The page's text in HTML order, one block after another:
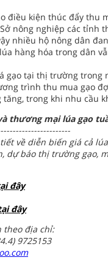
điều kiện thúc đẩy thu
nông nghiệp các tỉnh
nhiều hộ nông dân
hàng hóa trong dân
gạo tại thị trường
trình thu mua gạo
trong khi nhu cầu
thương mại lúa gạo
về diễn biến giá cả
dự báo thị trường gạo,
đây
đây
theo địa chỉ:
9725153